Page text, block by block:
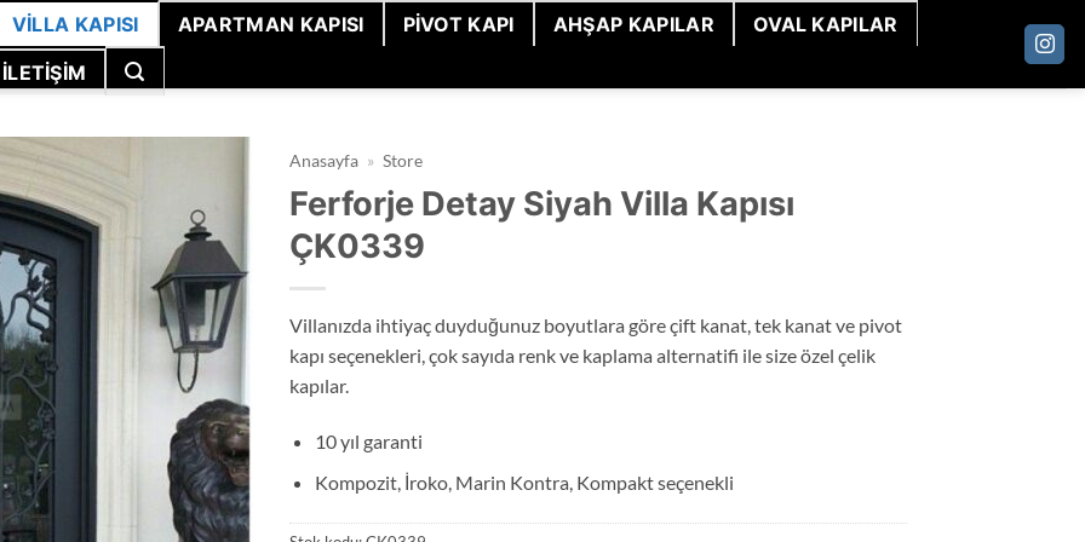
VILLA KAPISI APARTMAN KAPISI PIVOT KAPI AHŞAP KAPILAR
OVAL KAPILAR
İLETIŞIM
Anasayfa » Store
Ferforje Detay Siyah Villa Kapısı
ÇK0339
Villanızda ihtiyaç duyduğunuz boyutlara göre çift kanat, tek kanat ve pivot
kapı seçenekleri, çok sayıda renk ve kaplama alternatifi ile size özel çelik
kapılar.
10 yıl garanti
Kompozit, İroko, Marin Kontra, Kompakt seçenekli